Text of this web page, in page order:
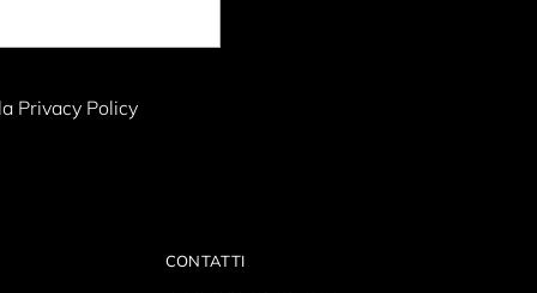
Privacy Policy
CONTATTI